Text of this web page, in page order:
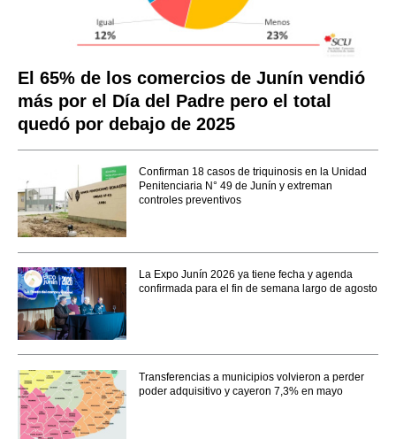
El 65% de los comercios de Junín vendió
más por el Día del Padre pero el total
quedó por debajo de 2025
Confirman 18 casos de triquinosis en la Unidad
Penitenciaria N° 49 de Junín y extreman
controles preventivos
La Expo Junín 2026 ya tiene fecha y agenda
confirmada para el fin de semana largo de agosto
Transferencias a municipios volvieron a perder
poder adquisitivo y cayeron 7,3% en mayo